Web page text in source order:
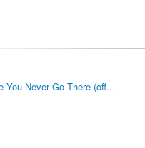
You Never Go There (off…